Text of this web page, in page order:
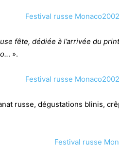
fête, dédiée à l’arrivée du
. ».
russe, dégustations blinis,